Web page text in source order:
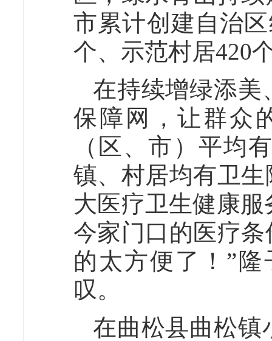
市累计创建自治
个、示范村居420
在持续增绿添美
保障网，让群众
（区、市）平均
镇、村居均有卫
大医疗卫生健康服
今家门口的医疗
的太方便了！”
叹。
在曲松县曲松镇